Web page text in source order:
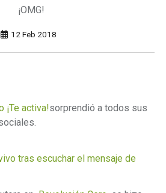
¡OMG!
12 Feb 2018
¡Te activa!sorprendió a todos sus
tras escuchar el mensaje de